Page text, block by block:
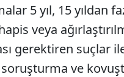
5 yıl, 15 yıldan
veya
gerektiren suçlar
ve